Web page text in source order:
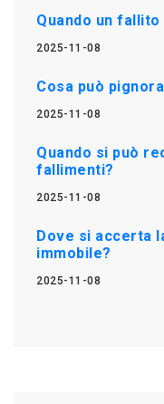
Quando un
2025-11-08
Cosa può
2025-11-08
Quando si può
fallimenti?
2025-11-08
Dove si accerta
immobile?
2025-11-08